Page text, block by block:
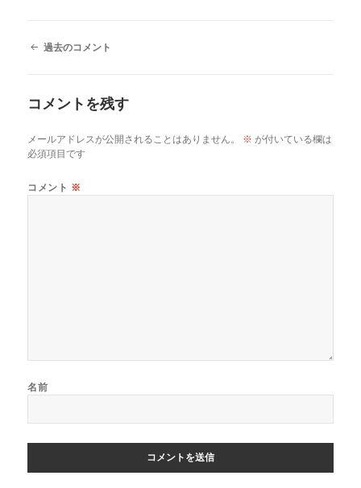
コ
ナ
ゲ
ー
シ
ン
過去のコメント
コメントを残す
メールアドレスが公開されることはありません。 ※ が付いている欄は
必須項目です
コメント ※
名前